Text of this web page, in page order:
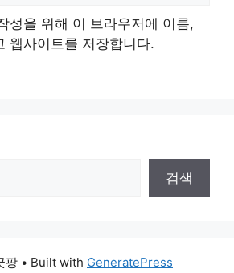
성을 위해 이 브라우저에 이름,
웹사이트를 저장합니다.
검색
팡 • Built with GeneratePress